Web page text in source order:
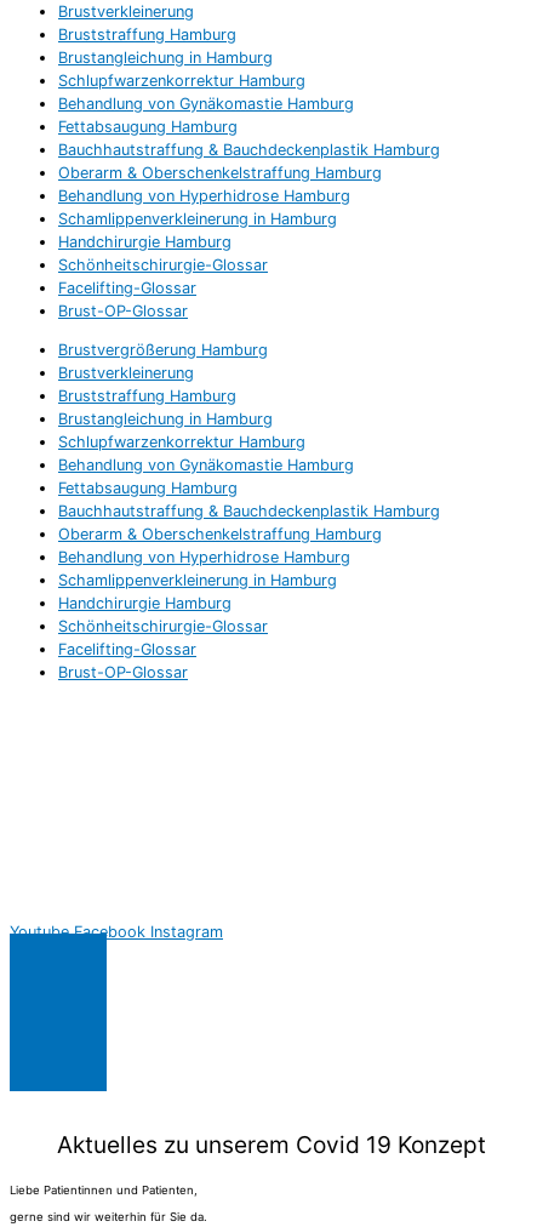
Brustverkleinerung
Bruststraffung Hamburg
Brustangleichung in Hamburg
Schlupfwarzenkorrektur Hamburg
Behandlung von Gynäkomastie Hamburg
Fettabsaugung Hamburg
Bauchhautstraffung & Bauchdeckenplastik Hamburg
Oberarm & Oberschenkelstraffung Hamburg
Behandlung von Hyperhidrose Hamburg
Schamlippenverkleinerung in Hamburg
Handchirurgie Hamburg
Schönheitschirurgie-Glossar
Facelifting-Glossar
Brust-OP-Glossar
Brustvergrößerung Hamburg
Brustverkleinerung
Bruststraffung Hamburg
Brustangleichung in Hamburg
Schlupfwarzenkorrektur Hamburg
Behandlung von Gynäkomastie Hamburg
Fettabsaugung Hamburg
Bauchhautstraffung & Bauchdeckenplastik Hamburg
Oberarm & Oberschenkelstraffung Hamburg
Behandlung von Hyperhidrose Hamburg
Schamlippenverkleinerung in Hamburg
Handchirurgie Hamburg
Schönheitschirurgie-Glossar
Facelifting-Glossar
Brust-OP-Glossar
Youtube Facebook Instagram
Aktuelles zu unserem Covid 19 Konzept
Liebe Patientinnen und Patienten,
gerne sind wir weiterhin für Sie da.